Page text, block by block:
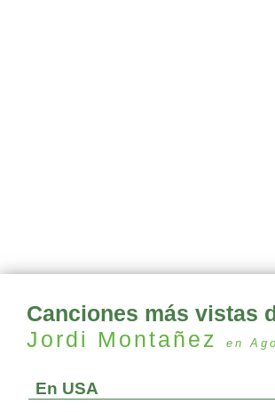
Canciones más vistas
Jordi Montañez
en
En USA